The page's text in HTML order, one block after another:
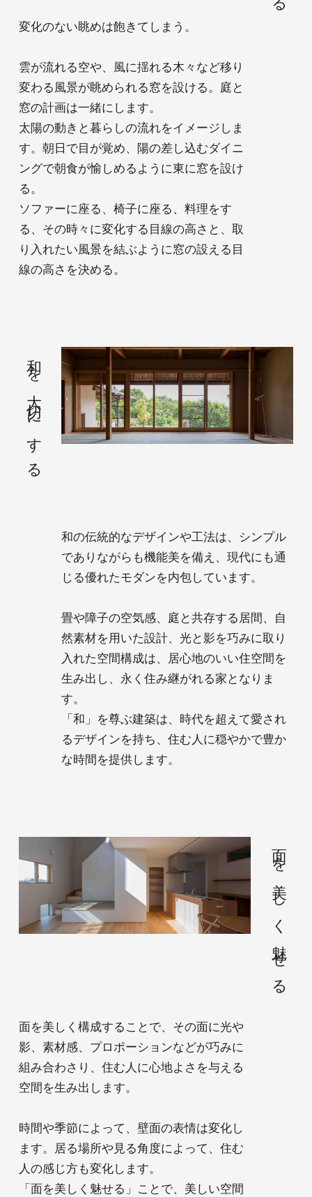
変化のない眺めは飽きてしまう。
雲が流れる空や、風に揺れる木々など移り
変わる風景が眺められる窓を設ける。庭と
窓の計画は一緒にします。
太陽の動きと暮らしの流れをイメージしま
す。朝日で目が覚め、陽の差し込むダイニ
ングで朝食が愉しめるように東に窓を設け
る。
ソファーに座る、椅子に座る、料理をす
る、その時々に変化する目線の高さと、取
り入れたい風景を結ぶように窓の設える目
線の高さを決める。
和を大切にする
和の伝統的なデザインや工法は、シンプル
でありながらも機能美を備え、現代にも通
じる優れたモダンを内包しています。
畳や障子の空気感、庭と共存する居間、自
然素材を用いた設計、光と影を巧みに取り
入れた空間構成は、居心地のいい住空間を
生み出し、永く住み継がれる家となりま
す。
「和」を尊ぶ建築は、時代を超えて愛され
るデザインを持ち、住む人に穏やかで豊か
な時間を提供します。
面を美しく魅せる
面を美しく構成することで、その面に光や
影、素材感、プロポーションなどが巧みに
組み合わさり、住む人に心地よさを与える
空間を生み出します。
時間や季節によって、壁面の表情は変化し
ます。居る場所や見る角度によって、住む
人の感じ方も変化します。
「面を美しく魅せる」ことで、美しい空間